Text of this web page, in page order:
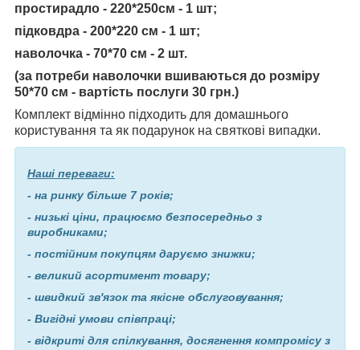
простирадло - 220*250см - 1 шт;
підковдра - 200*220 см - 1 шт;
наволочка - 70*70 см - 2 шт.
(за потреби наволочки вшиваються до розміру
50*70 см - вартість послуги 30 грн.)
Комплект відмінно підходить для домашнього
користування та як подарунок на святкові випадки.
Наші переваги:
- на ринку більше 7 років;
- низькі ціни, працюємо безпосередньо з
виробниками;
- постійним покупцям даруємо знижки;
- великий асортимент товару;
- швидкий зв'язок та якісне обслуговування;
- Вигідні умови співпраці;
- відкриті для спілкування, досягнення компромісу з